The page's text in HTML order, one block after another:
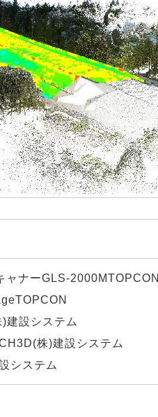
ャナーGLS-2000MTOPCON
建設システム
株)建設システム
システム